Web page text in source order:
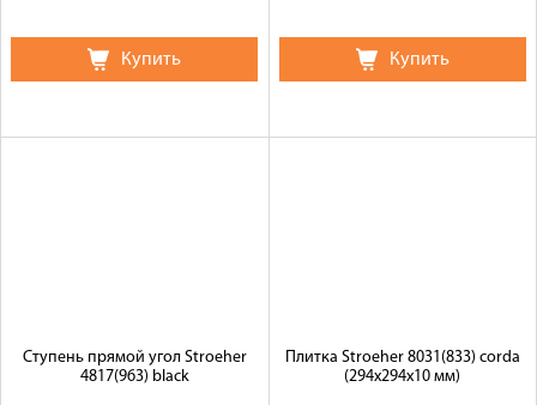
Купить Купить
Ступень прямой угол Stroeher
4817(963) black
Плитка Stroeher 8031(833) corda
(294х294х10 мм)